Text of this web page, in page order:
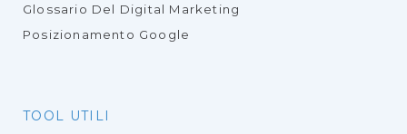
Glossario Del Digital Marketing
Posizionamento Google
TOOL UTILI